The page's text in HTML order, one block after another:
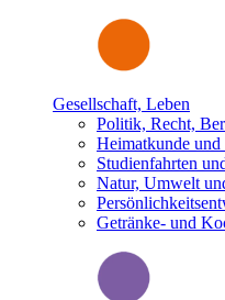
Gesellschaft, Leben
Politik, Recht,
Heimatkunde
Studienfahrten
Natur, Umwelt
Getränke- und